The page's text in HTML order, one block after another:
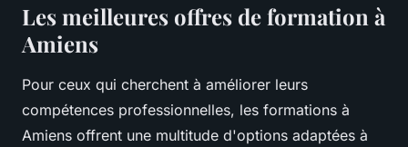
Les meilleures offres de formation à
Amiens
Pour ceux qui cherchent à améliorer leurs
compétences professionnelles, les formations à
Amiens offrent une multitude d'options adaptées à